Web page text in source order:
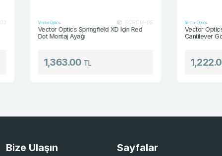
Vector Optics SCRDM-05
Vector Optics Springfield XD İçin Red
Dot Montaj Ayağı
1,363.00TL
Vector Optics
Vector Optics
Cantilever Gövde
1,222.00TL
Bize Ulaşın Sayfalar